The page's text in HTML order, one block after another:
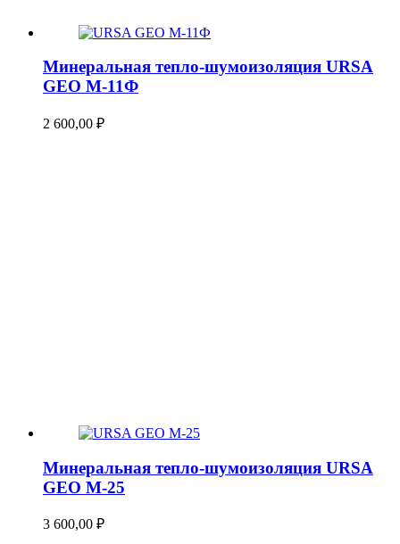
Минеральная тепло-шумоизоляция URSA
GEO М-11Ф
2 600,00 ₽
Минеральная тепло-шумоизоляция URSA
GEO М-25
3 600,00 ₽